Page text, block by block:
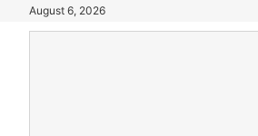
August 6, 2026